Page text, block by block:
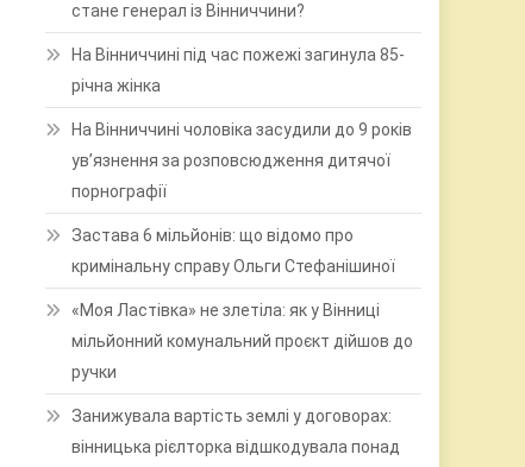
стане генерал із Вінниччини?
На Вінниччині під час пожежі загинула 85-
річна жінка
На Вінниччині чоловіка засудили до 9 років
ув’язнення за розповсюдження дитячої
порнографії
Застава 6 мільйонів: що відомо про
кримінальну справу Ольги Стефанішиної
«Моя Ластівка» не злетіла: як у Вінниці
мільйонний комунальний проєкт дійшов до
ручки
Занижувала вартість землі у договорах:
вінницька рієлторка відшкодувала понад